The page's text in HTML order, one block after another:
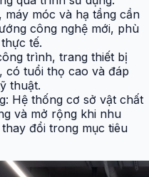
máy móc và hạ tầng cần
công nghệ mới, phù
tế.
trình, trang thiết bị
có tuổi thọ cao và đáp
thuật.
Hệ thống cơ sở vật chất
và mở rộng khi nhu
đổi trong mục tiêu